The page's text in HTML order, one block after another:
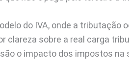
do IVA, onde a tributação
clareza sobre a real carga
o impacto dos impostos na